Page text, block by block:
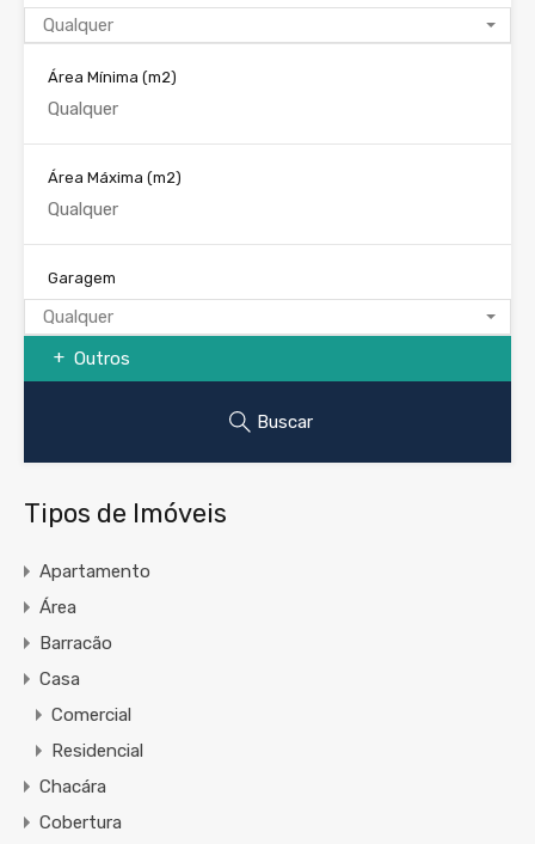
Qualquer
Área Mínima (m2)
Área Máxima (m2)
Garagem
Qualquer
Outros
Buscar
Tipos de Imóveis
Apartamento
Área
Barracão
Casa
Comercial
Residencial
Chacára
Cobertura